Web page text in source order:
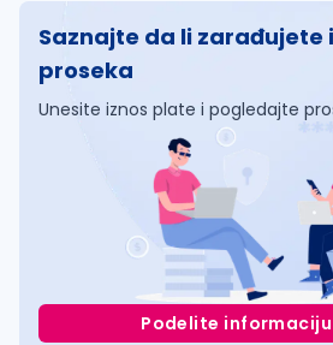
Saznajte da li zarađujete
proseka
Unesite iznos plate i pogledajte
Podelite